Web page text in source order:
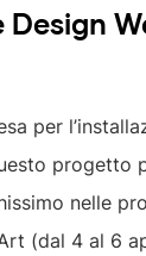
per
progetto
nelle
(dal 4 al 6